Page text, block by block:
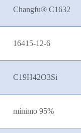
Changfu® C1632
16415-12-6
C19H42O3Si
mínimo 95%